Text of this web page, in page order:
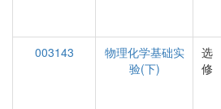
003143
物理化学基础实
验(下)
选
修